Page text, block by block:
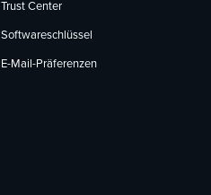
Trust Center
Softwareschlüssel
E-Mail-Präferenzen